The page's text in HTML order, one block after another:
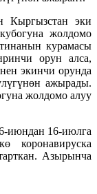
Кыргызстан эки
жолдомо
курамасы
орун алса,
экинчи орунда
ажырады.
жолдомо алуу
июндан 16-июлга
коронавируска
Азырынча